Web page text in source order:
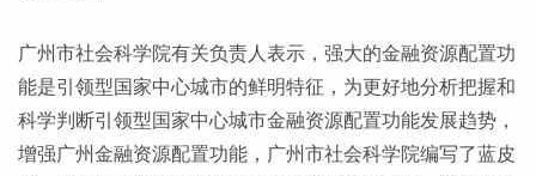
广州市社会科学院有关负责人表示，强大的金融资源配置功
能是引领型国家中心城市的鲜明特征，为更好地分析把握和
科学判断引领型国家中心城市金融资源配置功能发展趋势，
增强广州金融资源配置功能，广州市社会科学院编写了蓝皮